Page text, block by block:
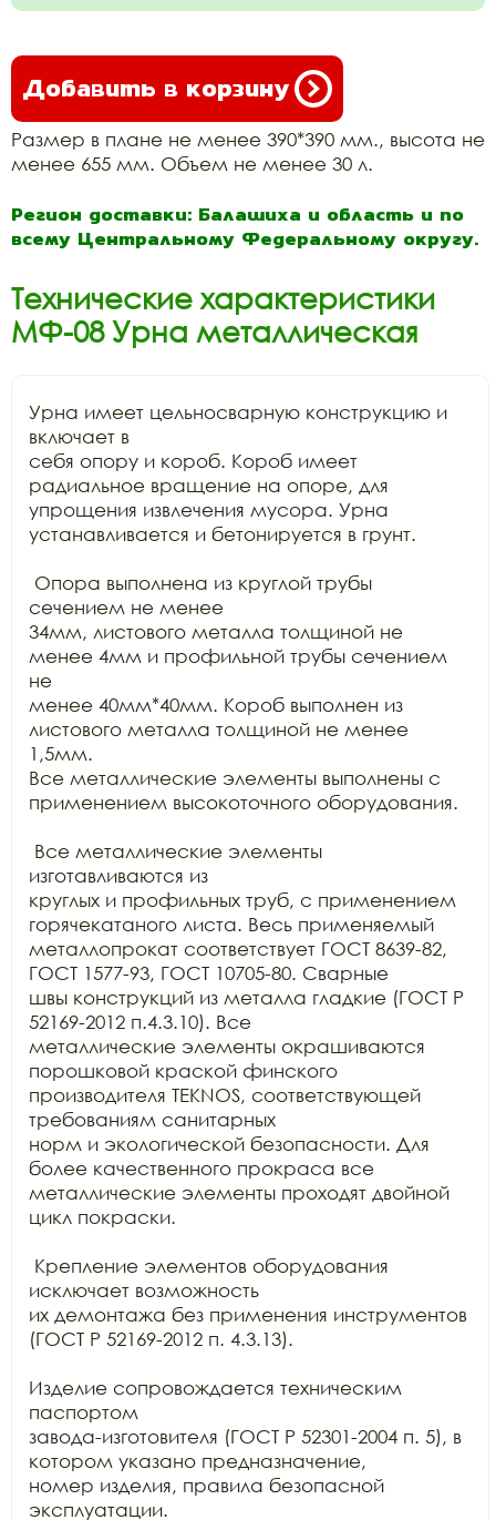
Добавить в корзину
Размер в плане не менее 390*390 мм., высота не
менее 655 мм. Объем не менее 30 л.
Регион доставки: Балашиха и область и по
всему Центральному Федеральному округу.
Технические характеристики
МФ-08 Урна металлическая
Урна имеет цельносварную конструкцию и
включает в
себя опору и короб. Короб имеет
радиальное вращение на опоре, для
упрощения извлечения мусора. Урна
устанавливается и бетонируется в грунт.
Опора выполнена из круглой трубы
сечением не менее
34мм, листового металла толщиной не
менее 4мм и профильной трубы сечением
не
менее 40мм*40мм. Короб выполнен из
листового металла толщиной не менее
1,5мм.
Все металлические элементы выполнены с
применением высокоточного оборудования.
Все металлические элементы
изготавливаются из
круглых и профильных труб, с применением
горячекатаного листа. Весь применяемый
металлопрокат соответствует ГОСТ 8639-82,
ГОСТ 1577-93, ГОСТ 10705-80. Сварные
швы конструкций из металла гладкие (ГОСТ Р
52169-2012 п.4.3.10). Все
металлические элементы окрашиваются
порошковой краской финского
производителя TEKNOS, соответствующей
требованиям санитарных
норм и экологической безопасности. Для
более качественного прокраса все
металлические элементы проходят двойной
цикл покраски.
Крепление элементов оборудования
исключает возможность
их демонтажа без применения инструментов
(ГОСТ Р 52169-2012 п. 4.3.13).
Изделие сопровождается техническим
паспортом
завода-изготовителя (ГОСТ Р 52301-2004 п. 5), в
котором указано предназначение,
номер изделия, правила безопасной
эксплуатации.